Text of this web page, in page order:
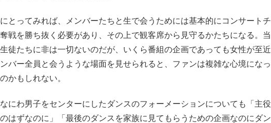
とってみれば、メンバーたちと生で会うためには基本的にコンサートチ
戦を勝ち抜く必要があり、その上で観客席から見守るかたちになる。当
徒たちに非は一切ないのだが、いくら番組の企画であっても女性が至近
バー全員と会うような場面を見せられると、ファンは複雑な心境になっ
かもしれない。
にわ男子をセンターにしたダンスのフォーメーションについても「主役
はずなのに」「最後のダンスを家族に見てもらうための企画なのにダン